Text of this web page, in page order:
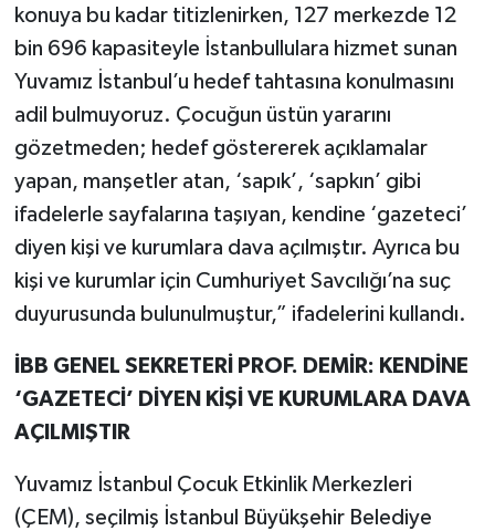
konuya bu kadar titizlenirken, 127 merkezde 12
bin 696 kapasiteyle İstanbullulara hizmet sunan
Yuvamız İstanbul’u hedef tahtasına konulmasını
adil bulmuyoruz. Çocuğun üstün yararını
gözetmeden; hedef göstererek açıklamalar
yapan, manşetler atan, ‘sapık’, ‘sapkın’ gibi
ifadelerle sayfalarına taşıyan, kendine ‘gazeteci’
diyen kişi ve kurumlara dava açılmıştır. Ayrıca bu
kişi ve kurumlar için Cumhuriyet Savcılığı’na suç
duyurusunda bulunulmuştur,” ifadelerini kullandı.
İBB GENEL SEKRETERİ PROF. DEMİR: KENDİNE
‘GAZETECİ’ DİYEN KİŞİ VE KURUMLARA DAVA
AÇILMIŞTIR
Yuvamız İstanbul Çocuk Etkinlik Merkezleri
(ÇEM), seçilmiş İstanbul Büyükşehir Belediye